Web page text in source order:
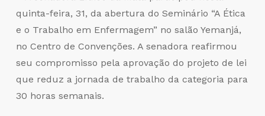
quinta-feira, 31, da abertura do Seminário “A Ética
e o Trabalho em Enfermagem” no salão Yemanjá,
no Centro de Convenções. A senadora reafirmou
seu compromisso pela aprovação do projeto de lei
que reduz a jornada de trabalho da categoria para
30 horas semanais.